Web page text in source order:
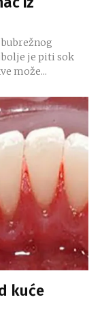
je piti sok
može...
kuće